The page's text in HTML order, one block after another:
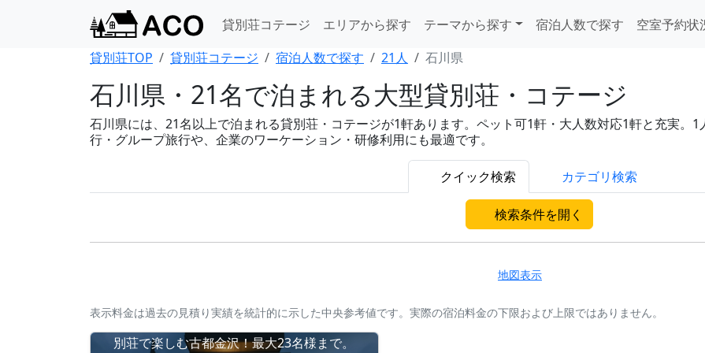
貸別荘コテージ エリアから探す テーマから探す 宿泊人数で探す 空室予約状
貸別荘TOP
貸別荘コテージ 宿泊人数で探す 21人 石川県
石川県・21名で泊まれる大型貸別荘・コテージ
石川県には、21名以上で泊まれる貸別荘・コテージが1軒あります。ペット可1軒・大人数対応1軒と充実。
行・グループ旅行や、企業のワーケーション・研修利用にも最適です。
クイック検索 カテゴリ検索
検索条件を開く
地図表示
表示料金は過去の見積り実績を統計的に示した中央参考値です。実際の宿泊料金の下限および上限ではありません。
別荘で楽しむ古都金沢！最大23名様まで。